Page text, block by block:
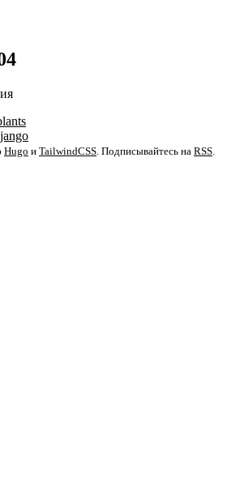
Hugo и TailwindCSS. Подписывайтесь на RSS.